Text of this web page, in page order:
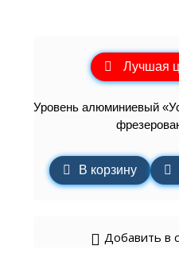
Лучшая
Уровень алюминиевый
В корзину
Добавить в